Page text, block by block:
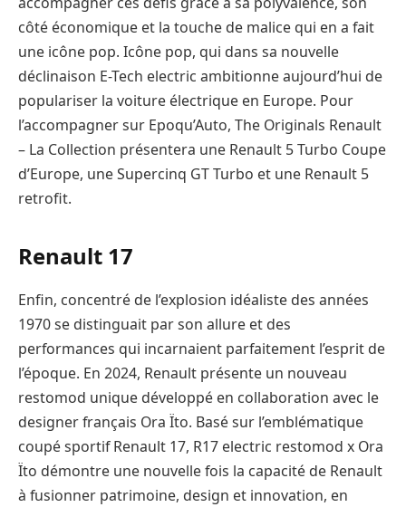
côté économique et la touche de malice qui en a fait
une icône pop. Icône pop, qui dans sa nouvelle
déclinaison E-Tech electric ambitionne aujourd’hui de
populariser la voiture électrique en Europe. Pour
l’accompagner sur Epoqu’Auto, The Originals Renault
– La Collection présentera une Renault 5 Turbo Coupe
d’Europe, une Supercinq GT Turbo et une Renault 5
retrofit.
Renault 17
Enfin, concentré de l’explosion idéaliste des années
1970 se distinguait par son allure et des
performances qui incarnaient parfaitement l’esprit de
l’époque. En 2024, Renault présente un nouveau
restomod unique développé en collaboration avec le
designer français Ora Ïto. Basé sur l’emblématique
coupé sportif Renault 17, R17 electric restomod x Ora
Ïto démontre une nouvelle fois la capacité de Renault
à fusionner patrimoine, design et innovation, en